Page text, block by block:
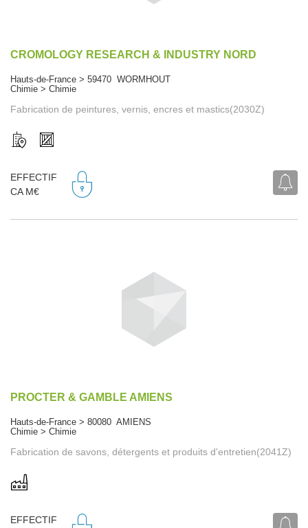
CROMOLOGY RESEARCH & INDUSTRY NORD
Hauts-de-France > 59470 WORMHOUT
Chimie > Chimie
Fabrication de peintures, vernis, encres et mastics(2030Z)
EFFECTIF
CA M€
PROCTER & GAMBLE AMIENS
Hauts-de-France > 80080 AMIENS
Chimie > Chimie
Fabrication de savons, détergents et produits d'entretien(2041Z)
EFFECTIF